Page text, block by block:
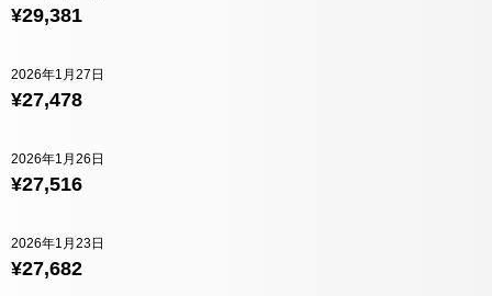
¥29,381
¥27,478
2026年1月27日
¥27,516
2026年1月26日
¥27,682
2026年1月23日